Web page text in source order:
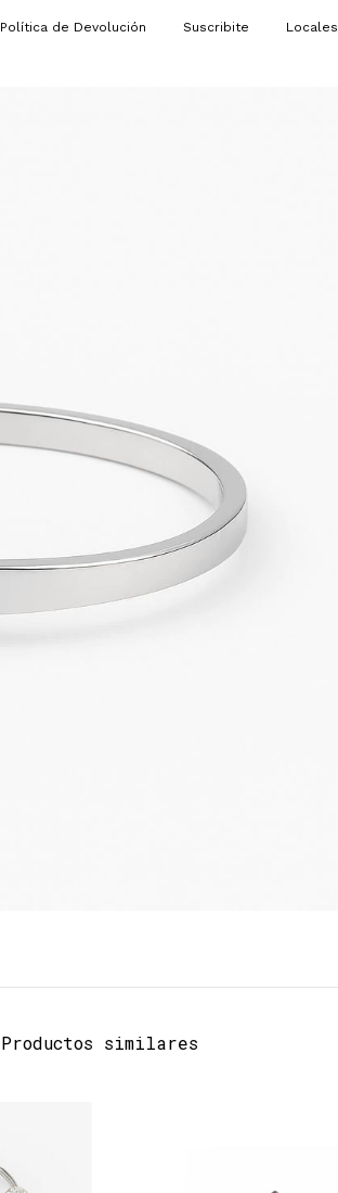
Política de Devolución Suscribite Locales
Productos similares